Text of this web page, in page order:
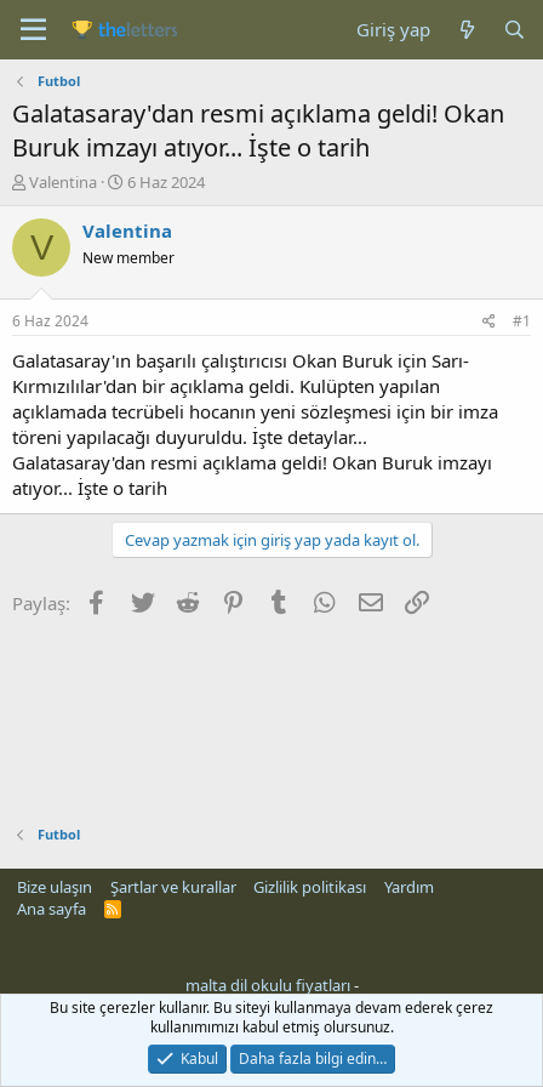
Giriş yap
Futbol
Galatasaray'dan resmi açıklama geldi! Okan
Buruk imzayı atıyor... İşte o tarih
K
n
b
u
u
b
a
l
a
t
a
n
Valentina
B
ş
a
ç
a
r
i
h
i
6 Haz 2024
V Valentina
New member
6 Haz 2024 #1
Galatasaray'ın başarılı çalıştırıcısı Okan Buruk için Sarı-
Kırmızılılar'dan bir açıklama geldi. Kulüpten yapılan
açıklamada tecrübeli hocanın yeni sözleşmesi için bir imza
töreni yapılacağı duyuruldu. İşte detaylar...
Galatasaray'dan resmi açıklama geldi! Okan Buruk imzayı
atıyor... İşte o tarih
Cevap yazmak için giriş yap yada kayıt ol.
Paylaş: Facebook
Twitter Reddit PinterestTumblr WhatsApp
E-posta
Futbol
Bize ulaşın Şartlar ve kurallar Gizlilik politikası
Yardım
Ana sayfa
R
malta dil okulu fiyatları-
Bu site çerezler kullanır. Bu siteyi kullanmaya devam ederek çerez
kullanımımızı kabul etmiş olursunuz.
Kabul
Daha fazla bilgi edin…